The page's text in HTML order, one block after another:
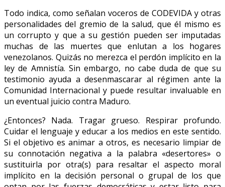
Todo indica, como señalan voceros de CODEVIDA y otras
personalidades del gremio de la salud, que él mismo es
un corrupto y que a su gestión pueden ser imputadas
muchas de las muertes que enlutan a los hogares
venezolanos. Quizás no merezca el perdón implícito en la
ley de Amnistía. Sin embargo, no cabe duda de que su
testimonio ayuda a desenmascarar al régimen ante la
Comunidad Internacional y puede resultar invaluable en
un eventual juicio contra Maduro.
¿Entonces? Nada. Tragar grueso. Respirar profundo.
Cuidar el lenguaje y educar a los medios en este sentido.
Si el objetivo es animar a otros, es necesario limpiar de
su connotación negativa a la palabra «desertores» o
sustituirla por otra(s) para resaltar el aspecto moral
implícito en la decisión personal o grupal de los que